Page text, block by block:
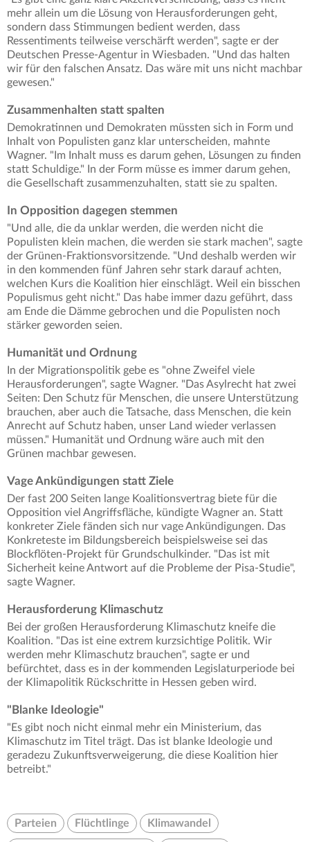
mehr allein um die Lösung von Herausforderungen geht,
sondern dass Stimmungen bedient werden, dass
Ressentiments teilweise verschärft werden", sagte er der
Deutschen Presse-Agentur in Wiesbaden. "Und das halten
wir für den falschen Ansatz. Das wäre mit uns nicht machbar
gewesen."
Zusammenhalten statt spalten
Demokratinnen und Demokraten müssten sich in Form und
Inhalt von Populisten ganz klar unterscheiden, mahnte
Wagner. "Im Inhalt muss es darum gehen, Lösungen zu finden
statt Schuldige." In der Form müsse es immer darum gehen,
die Gesellschaft zusammenzuhalten, statt sie zu spalten.
In Opposition dagegen stemmen
"Und alle, die da unklar werden, die werden nicht die
Populisten klein machen, die werden sie stark machen", sagte
der Grünen-Fraktionsvorsitzende. "Und deshalb werden wir
in den kommenden fünf Jahren sehr stark darauf achten,
welchen Kurs die Koalition hier einschlägt. Weil ein bisschen
Populismus geht nicht." Das habe immer dazu geführt, dass
am Ende die Dämme gebrochen und die Populisten noch
stärker geworden seien.
Humanität und Ordnung
In der Migrationspolitik gebe es "ohne Zweifel viele
Herausforderungen", sagte Wagner. "Das Asylrecht hat zwei
Seiten: Den Schutz für Menschen, die unsere Unterstützung
brauchen, aber auch die Tatsache, dass Menschen, die kein
Anrecht auf Schutz haben, unser Land wieder verlassen
müssen." Humanität und Ordnung wäre auch mit den
Grünen machbar gewesen.
Vage Ankündigungen statt Ziele
Der fast 200 Seiten lange Koalitionsvertrag biete für die
Opposition viel Angriffsfläche, kündigte Wagner an. Statt
konkreter Ziele fänden sich nur vage Ankündigungen. Das
Konkreteste im Bildungsbereich beispielsweise sei das
Blockflöten-Projekt für Grundschulkinder. "Das ist mit
Sicherheit keine Antwort auf die Probleme der Pisa-Studie",
sagte Wagner.
Herausforderung Klimaschutz
Bei der großen Herausforderung Klimaschutz kneife die
Koalition. "Das ist eine extrem kurzsichtige Politik. Wir
werden mehr Klimaschutz brauchen", sagte er und
befürchtet, dass es in der kommenden Legislaturperiode bei
der Klimapolitik Rückschritte in Hessen geben wird.
"Blanke Ideologie"
"Es gibt noch nicht einmal mehr ein Ministerium, das
Klimaschutz im Titel trägt. Das ist blanke Ideologie und
geradezu Zukunftsverweigerung, die diese Koalition hier
betreibt."
Parteien Flüchtlinge Klimawandel